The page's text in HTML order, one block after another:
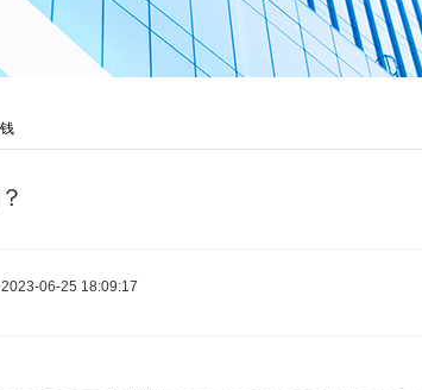
06-25 18:09:17